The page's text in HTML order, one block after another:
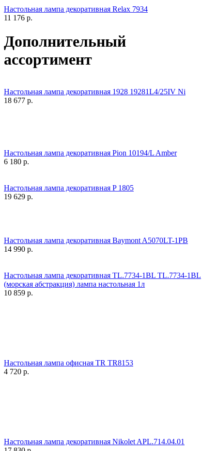
Настольная лампа декоративная Relax 7934
11 176 р.
Дополнительный
ассортимент
Настольная лампа декоративная 1928 19281L4/25IV Ni
18 677 р.
Настольная лампа декоративная Pion 10194/L Amber
6 180 р.
Настольная лампа декоративная P 1805
19 629 р.
Настольная лампа декоративная Baymont A5070LT-1PB
14 990 р.
Настольная лампа декоративная TL.7734-1BL TL.7734-1BL
(морская абстракция) лампа настольная 1л
10 859 р.
Настольная лампа офисная TR TR8153
4 720 р.
Настольная лампа декоративная Nikolet APL.714.04.01